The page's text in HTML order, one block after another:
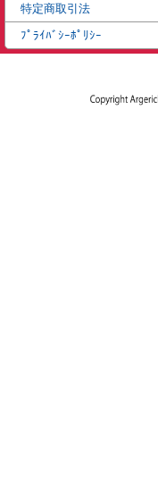
特定商取引法
ﾌﾟﾗｲﾊﾞｼｰﾎﾟﾘｼｰ